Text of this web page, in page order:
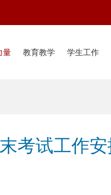
量 教育教学 学生工作
考试工作